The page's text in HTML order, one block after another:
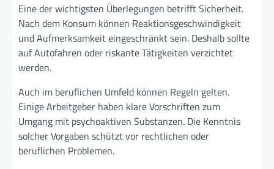
Eine der wichtigsten Überlegungen betrifft Sicherheit.
Nach dem Konsum können Reaktionsgeschwindigkeit
und Aufmerksamkeit eingeschränkt sein. Deshalb sollte
auf Autofahren oder riskante Tätigkeiten verzichtet
werden.
Auch im beruflichen Umfeld können Regeln gelten.
Einige Arbeitgeber haben klare Vorschriften zum
Umgang mit psychoaktiven Substanzen. Die Kenntnis
solcher Vorgaben schützt vor rechtlichen oder
beruflichen Problemen.